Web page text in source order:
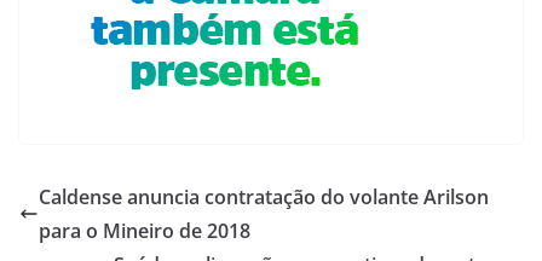
Caldense anuncia contratação do volante Arilson
para o Mineiro de 2018